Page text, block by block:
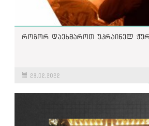
როგორ დაეხმაროთ უკრაინელ
28.02.2022